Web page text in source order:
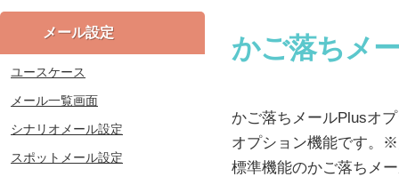
かご落ちメ
かご落ちメールPlusオ
オプション機能です。
標準機能のかご落ちメ
メール設定
ユースケース
メール一覧画面
シナリオメール設定
スポットメール設定